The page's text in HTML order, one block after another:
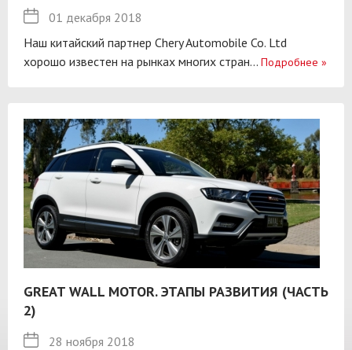
01 декабря 2018
Наш китайский партнер Chery Automobile Co. Ltd
хорошо известен на рынках многих стран... Подробнее »
GREAT WALL MOTOR. ЭТАПЫ РАЗВИТИЯ (ЧАСТЬ
2)
28 ноября 2018